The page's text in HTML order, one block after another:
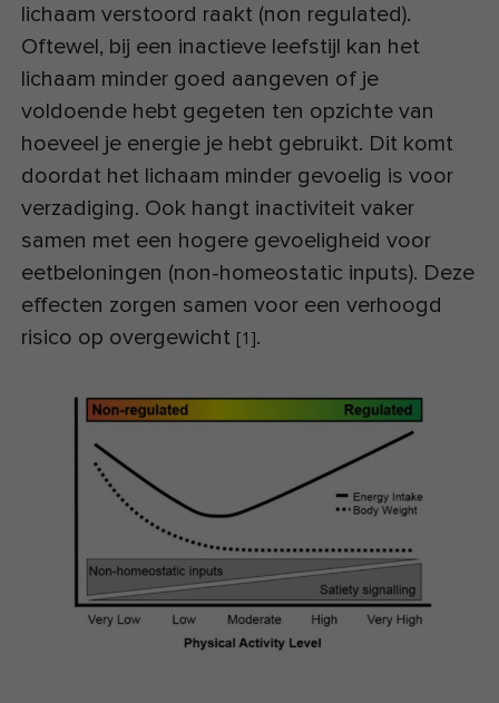
lichaam verstoord raakt (non regulated).
Oftewel, bij een inactieve leefstijl kan het
lichaam minder goed aangeven of je
voldoende hebt gegeten ten opzichte van
hoeveel je energie je hebt gebruikt. Dit komt
doordat het lichaam minder gevoelig is voor
verzadiging. Ook hangt inactiviteit vaker
samen met een hogere gevoeligheid voor
eetbeloningen (non-homeostatic inputs). Deze
effecten zorgen samen voor een verhoogd
risico op overgewicht [1].